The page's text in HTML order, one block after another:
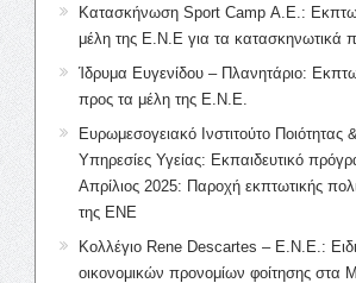
Κατασκήνωση Sport Camp Α.Ε.:
μέλη της Ε.Ν.Ε για τα κατασκηνωτικά
Ίδρυμα Ευγενίδου – Πλανητάριο:
προς τα μέλη της Ε.Ν.Ε.
Ευρωμεσογειακό Ινστιτούτο Ποιότητας
Υπηρεσίες Υγείας: Εκπαιδευτικό
Απρίλιος 2025: Παροχή εκπτωτικής
της ΕΝΕ
Κολλέγιο Rene Descartes – Ε.Ν.Ε.:
οικονομικών προνομίων φοίτησης στα